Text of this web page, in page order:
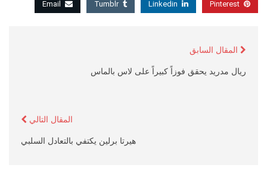
Pinterest
Linkedin
Tumblr
Email
المقال السابق
ريال مدريد يحقق فوزاً كبيراً على لاس بالماس
المقال التالي
هيرتا برلين يكتفي بالتعادل السلبي